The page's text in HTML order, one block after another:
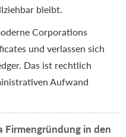
bleibt.
Corporations
und verlassen sich
Das ist rechtlich
Aufwand
Firmengründung in den